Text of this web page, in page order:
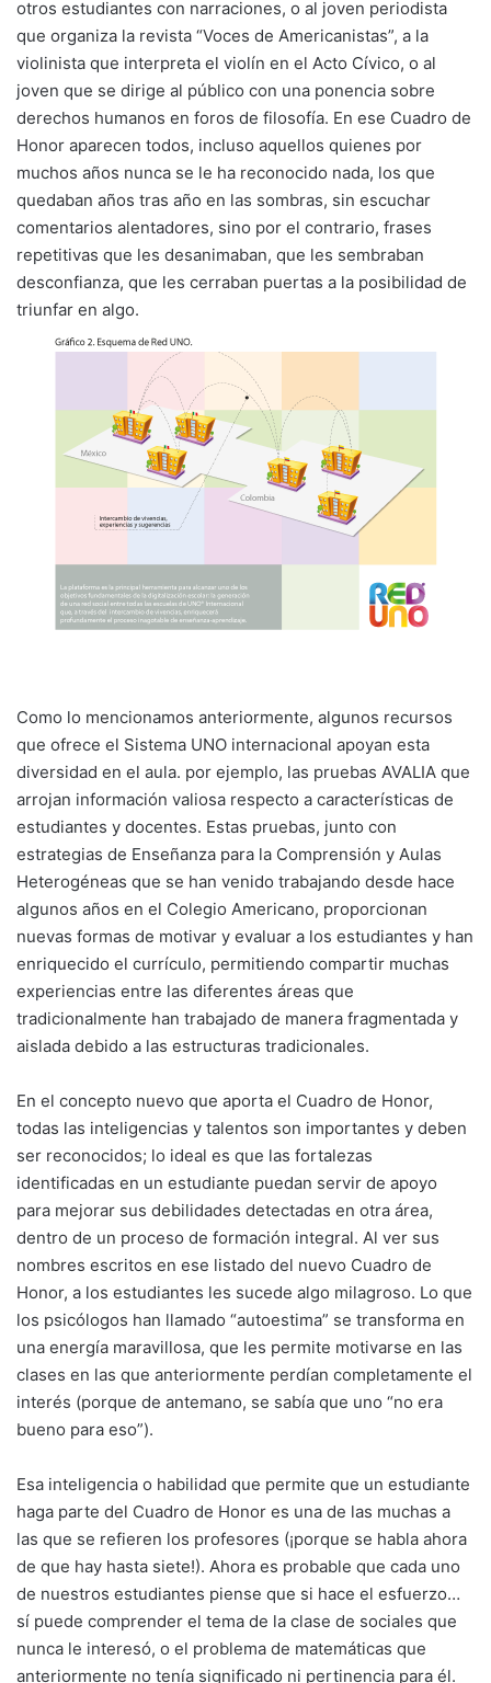
otros estudiantes con narraciones, o al joven periodista
que organiza la revista “Voces de Americanistas”, a la
violinista que interpreta el violín en el Acto Cívico, o al
joven que se dirige al público con una ponencia sobre
derechos humanos en foros de filosofía. En ese Cuadro de
Honor aparecen todos, incluso aquellos quienes por
muchos años nunca se le ha reconocido nada, los que
quedaban años tras año en las sombras, sin escuchar
comentarios alentadores, sino por el contrario, frases
repetitivas que les desanimaban, que les sembraban
desconfianza, que les cerraban puertas a la posibilidad de
triunfar en algo.
Como lo mencionamos anteriormente, algunos recursos
que ofrece el Sistema UNO internacional apoyan esta
diversidad en el aula. por ejemplo, las pruebas AVALIA que
arrojan información valiosa respecto a características de
estudiantes y docentes. Estas pruebas, junto con
estrategias de Enseñanza para la Comprensión y Aulas
Heterogéneas que se han venido trabajando desde hace
algunos años en el Colegio Americano, proporcionan
nuevas formas de motivar y evaluar a los estudiantes y han
enriquecido el currículo, permitiendo compartir muchas
experiencias entre las diferentes áreas que
tradicionalmente han trabajado de manera fragmentada y
aislada debido a las estructuras tradicionales.
En el concepto nuevo que aporta el Cuadro de Honor,
todas las inteligencias y talentos son importantes y deben
ser reconocidos; lo ideal es que las fortalezas
identificadas en un estudiante puedan servir de apoyo
para mejorar sus debilidades detectadas en otra área,
dentro de un proceso de formación integral. Al ver sus
nombres escritos en ese listado del nuevo Cuadro de
Honor, a los estudiantes les sucede algo milagroso. Lo que
los psicólogos han llamado “autoestima” se transforma en
una energía maravillosa, que les permite motivarse en las
clases en las que anteriormente perdían completamente el
interés (porque de antemano, se sabía que uno “no era
bueno para eso”).
Esa inteligencia o habilidad que permite que un estudiante
haga parte del Cuadro de Honor es una de las muchas a
las que se refieren los profesores (¡porque se habla ahora
de que hay hasta siete!). Ahora es probable que cada uno
de nuestros estudiantes piense que si hace el esfuerzo…
sí puede comprender el tema de la clase de sociales que
nunca le interesó, o el problema de matemáticas que
anteriormente no tenía significado ni pertinencia para él.